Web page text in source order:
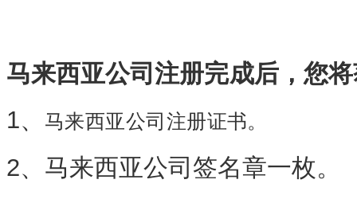
马来西亚公司注册完成后，您
1、
马来西亚公司注册证书。
2、马来西亚公司签名章一枚。